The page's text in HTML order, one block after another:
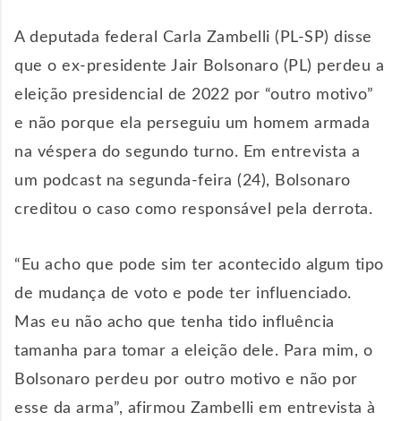
A deputada federal Carla Zambelli (PL-SP) disse
que o ex-presidente Jair Bolsonaro (PL) perdeu a
eleição presidencial de 2022 por “outro motivo”
e não porque ela perseguiu um homem armada
na véspera do segundo turno. Em entrevista a
um podcast na segunda-feira (24), Bolsonaro
creditou o caso como responsável pela derrota.
“Eu acho que pode sim ter acontecido algum tipo
de mudança de voto e pode ter influenciado.
Mas eu não acho que tenha tido influência
tamanha para tomar a eleição dele. Para mim, o
Bolsonaro perdeu por outro motivo e não por
esse da arma”, afirmou Zambelli em entrevista à